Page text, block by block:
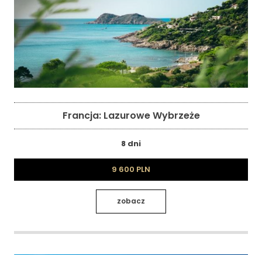
Francja: Lazurowe Wybrzeże
8 dni
9 600 PLN
zobacz